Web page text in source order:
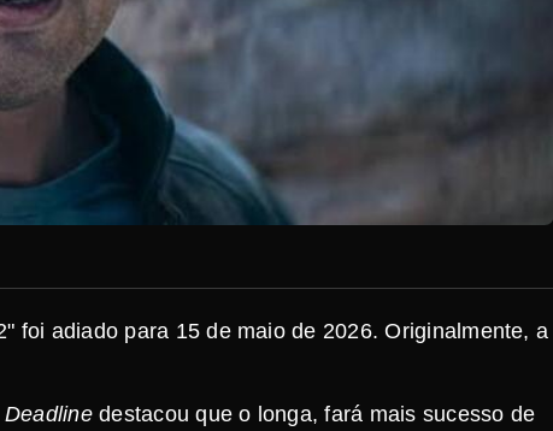
foi adiado para 15 de maio de 2026. Originalmente, a
Deadlinedestacou que o longa, fará mais sucesso de